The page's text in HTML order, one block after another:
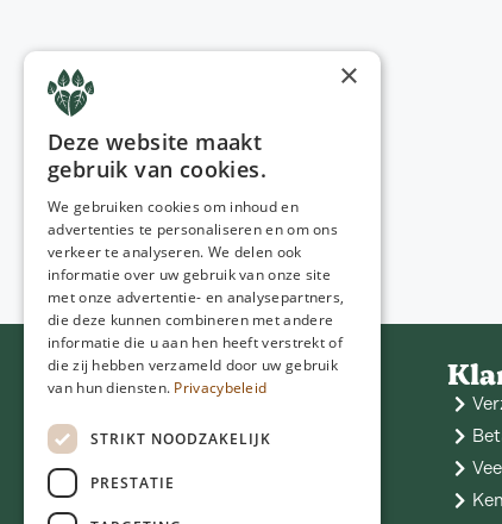
Contact
NGD Care
info@ngdcare.nl
×
Deze website maakt
gebruik van cookies.
We gebruiken cookies om inhoud en
advertenties te personaliseren en om ons
verkeer te analyseren. We delen ook
informatie over uw gebruik van onze site
met onze advertentie- en analysepartners,
die deze kunnen combineren met andere
informatie die u aan hen heeft verstrekt of
die zij hebben verzameld door uw gebruik
van hun diensten. Privacybeleid
STRIKT NOODZAKELIJK
PRESTATIE